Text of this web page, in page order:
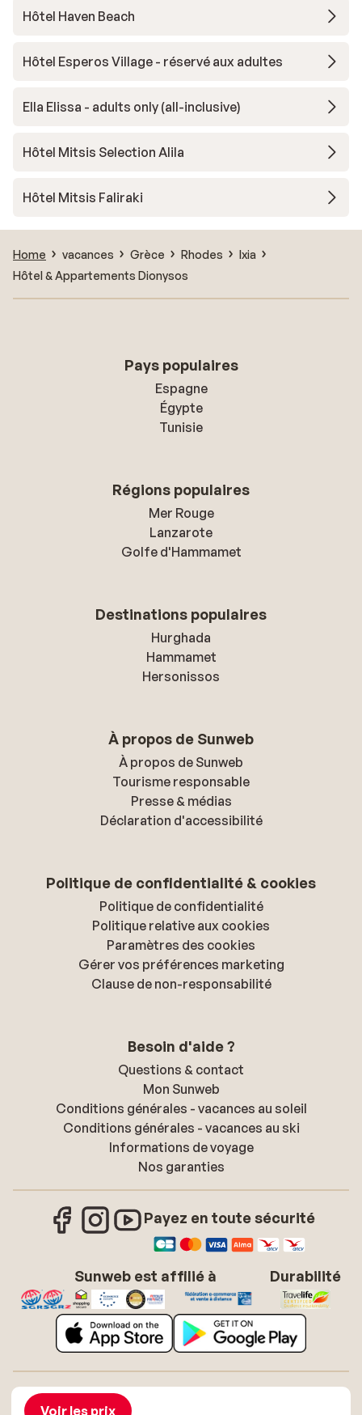
Voir les prix
Hôtel Haven Beach
Hôtel Esperos Village - réservé aux adultes
Ella Elissa - adults only (all-inclusive)
Hôtel Mitsis Selection Alila
Hôtel Mitsis Faliraki
Home vacances Grèce Rhodes
Ixia
Hôtel & Appartements Dionysos
Pays populaires
Espagne
Égypte
Tunisie
Régions populaires
Mer Rouge
Lanzarote
Golfe d'Hammamet
Destinations populaires
Hurghada
Hammamet
Hersonissos
À propos de Sunweb
À propos de Sunweb
Tourisme responsable
Presse & médias
Déclaration d'accessibilité
Politique de confidentialité & cookies
Politique de confidentialité
Politique relative aux cookies
Paramètres des cookies
Gérer vos préférences marketing
Clause de non-responsabilité
Besoin d'aide ?
Questions & contact
Mon Sunweb
Conditions générales - vacances au soleil
Conditions générales - vacances au ski
Informations de voyage
Nos garanties
Payez en toute sécurité
Sunweb est affilié à Durabilité
À propos de Sunweb
Conditions générales vacances soleil